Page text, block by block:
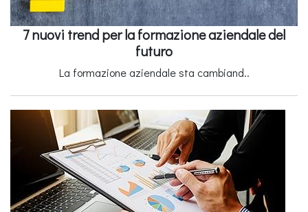
7 nuovi trend per la formazione aziendale del
futuro
La formazione aziendale sta cambiand..